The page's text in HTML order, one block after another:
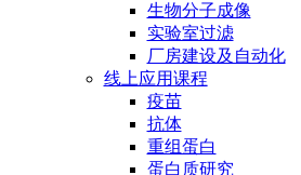
生物分子成像
实验室过滤
厂房建设及自动化
线上应用课程
疫苗
抗体
重组蛋白
蛋白质研究